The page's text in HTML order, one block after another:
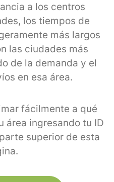
a los centros
los tiempos de
más largos
las ciudades más
de la demanda y el
en esa área.
fácilmente a qué
área ingresando tu ID
superior de esta